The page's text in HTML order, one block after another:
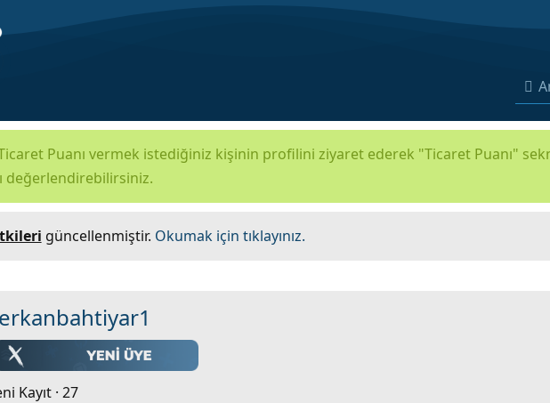
Puanı vermek istediğiniz kişinin profilini ziyaret ederek "Ticaret Puanı"
değerlendirebilirsiniz.
güncellenmiştir. Okumak için tıklayınız.
Kayıt · 27